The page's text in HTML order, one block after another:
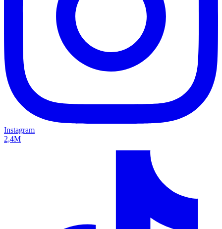
Instagram
2,4M